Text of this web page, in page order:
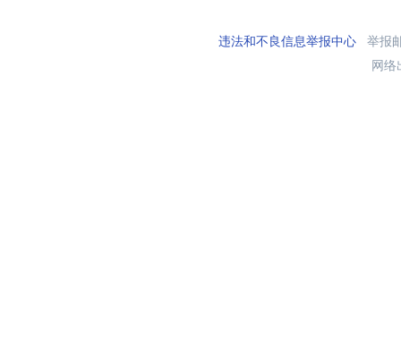
违法和不良信息举报中心举报
网